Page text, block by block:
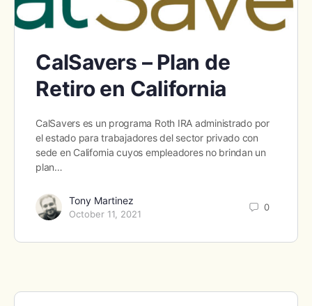
CalSavers – Plan de
Retiro en California
CalSavers es un programa Roth IRA administrado por
el estado para trabajadores del sector privado con
sede en California cuyos empleadores no brindan un
plan…
Tony Martinez
October 11, 2021
0